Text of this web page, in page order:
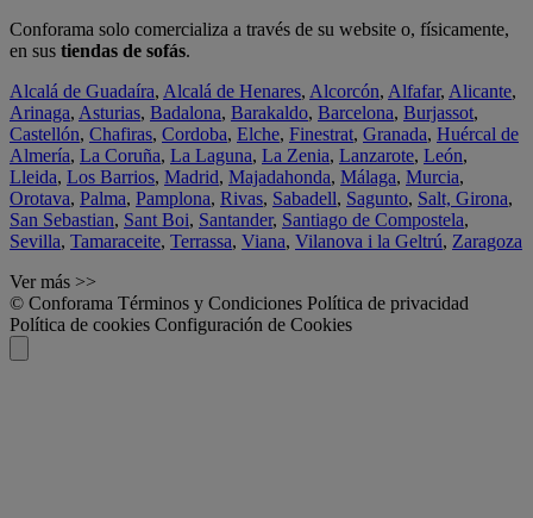
Conforama solo comercializa a través de su website o, físicamente,
en sus tiendas de sofás.
Alcalá de Guadaíra, Alcalá de Henares, Alcorcón, Alfafar, Alicante,
Arinaga, Asturias, Badalona, Barakaldo, Barcelona, Burjassot,
Castellón, Chafiras, Cordoba, Elche, Finestrat, Granada, Huércal de
Almería, La Coruña, La Laguna, La Zenia, Lanzarote, León,
Lleida, Los Barrios, Madrid, Majadahonda, Málaga, Murcia,
Orotava, Palma, Pamplona, Rivas, Sabadell, Sagunto, Salt, Girona,
San Sebastian, Sant Boi, Santander, Santiago de Compostela,
Sevilla, Tamaraceite, Terrassa, Viana, Vilanova i la Geltrú, Zaragoza
Ver más >>
© Conforama Términos y Condiciones Política de privacidad
Política de cookies Configuración de Cookies